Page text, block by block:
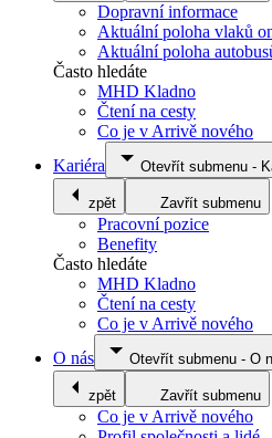
Dopravní informace
Aktuální poloha vlaků
Aktuální poloha
Často hledáte
MHD Kladno
Čtení na cesty
Co je v Arrivě nového
Kariéra
Otevřít submenu -
zpět Zavřít submenu
Pracovní pozice
Benefity
Často hledáte
MHD Kladno
Čtení na cesty
Co je v Arrivě nového
O nás
Otevřít submenu - O
zpět Zavřít submenu
Co je v Arrivě nového